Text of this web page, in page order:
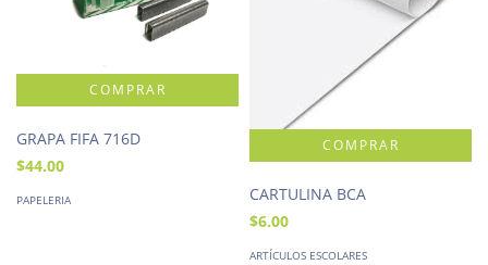
GRAPA FIFA 716D
$44.00
PAPELERIA
CARTULINA BCA
$6.00
ARTÍCULOS ESCOLARES